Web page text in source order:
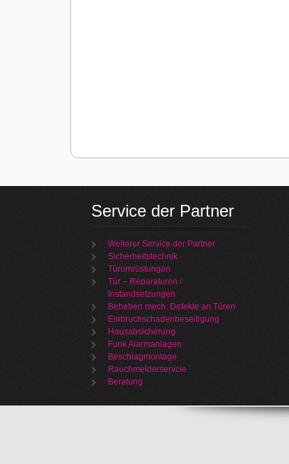
Service der Partner
Weiterer Service der Partner
Sicherheitstechnik
Türumrüstungen
Tür – Reparaturen /
Instandsetzungen
Beheben mech. Defekte an Türen
Einbruchschadenbeseitigung
Hausabsicherung
Funk Alarmanlagen
Beschlagmontage
Rauchmelderservcie
Beratung